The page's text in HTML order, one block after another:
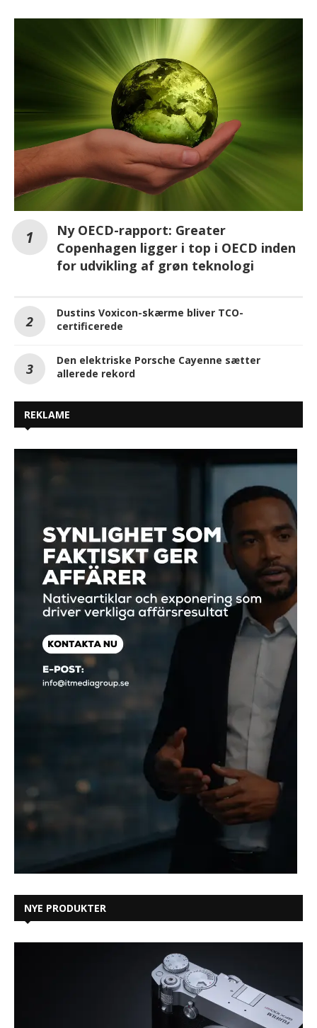
Ny OECD-rapport: Greater
Copenhagen ligger i top i OECD inden
for udvikling af grøn teknologi
Dustins Voxicon-skærme bliver TCO-
certificerede
Den elektriske Porsche Cayenne sætter
allerede rekord
REKLAME
NYE PRODUKTER